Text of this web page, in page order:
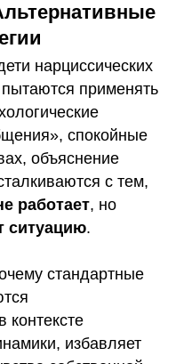
нарциссических
применять
спокойные
объяснение
с тем,
работает, но
ситуацию.
стандартные
избавляет